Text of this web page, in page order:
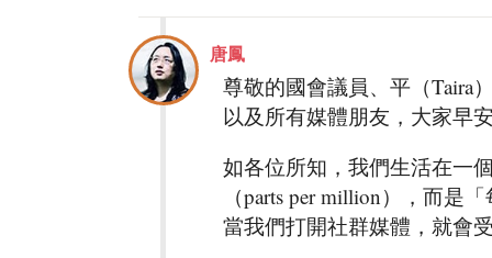
唐鳳
尊敬的國會議員、平（Taira
以及所有媒體朋友，大家早
如各位所知，我們生活在一
（parts per million），而是
當我們打開社群媒體，就會